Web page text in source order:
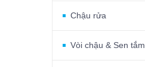
Chậu rửa
Vòi chậu & Sen tắm